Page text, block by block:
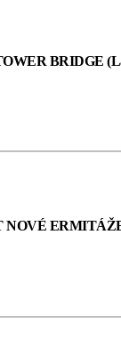
BRIDGE
NOVÉ